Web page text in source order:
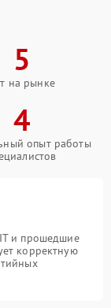
5
на рынке
4
опыт работы
и прошедшие
корректную